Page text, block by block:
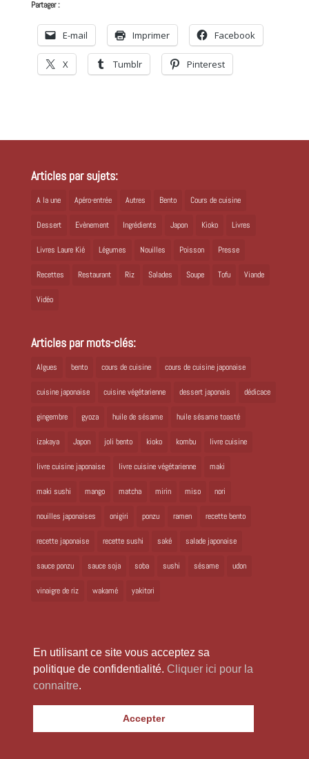
En utilisant ce site vous acceptez sa
politique de confidentialité. Cliquer ici pour la
connaitre.
Accepter
Partager :
E-mail Imprimer Facebook
X Tumblr Pinterest
Articles par sujets:
A la une Apéro-entrée Autres Bento Cours de cuisine
Dessert Evènement Ingrédients Japon Kioko Livres
Livres Laure Kié Légumes Nouilles Poisson Presse
Recettes Restaurant Riz Salades Soupe Tofu Viande
Vidéo
Articles par mots-clés:
Algues bento cours de cuisine cours de cuisine japonaise
cuisine japonaise cuisine végétarienne dessert japonais dédicace
gingembre gyoza huile de sésame huile sésame toasté
izakaya Japon joli bento kioko kombu livre cuisine
livre cuisine japonaise livre cuisine végétarienne maki
maki sushi mango matcha mirin miso nori
nouilles japonaises onigiri ponzu ramen recette bento
recette japonaise recette sushi saké salade japonaise
sauce ponzu sauce soja soba sushi sésame udon
vinaigre de riz wakamé yakitori
Copyright 2024 Laure Kié Tous droits réservés |laurekie@yahoo.fr
Politique de confidentialité